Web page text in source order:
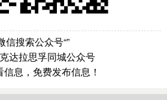
信搜索公众号“”
达拉思孚同城公众号
息，免费发布信息！